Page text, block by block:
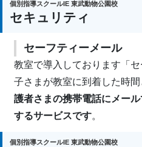
個別指導スクールIE 東武動物公園校
セキュリティ
セーフティーメール
教室で導入しております「
子さまが教室に到着した時
護者さまの携帯電話にメー
するサービスです。
個別指導スクールIE 東武動物公園校